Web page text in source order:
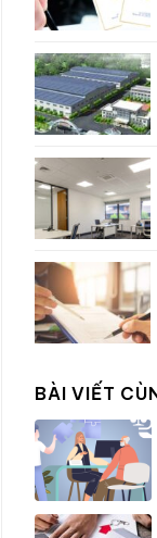
BÀI VIẾT